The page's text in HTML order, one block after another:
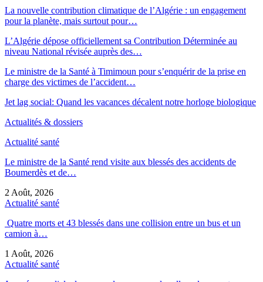
La nouvelle contribution climatique de l’Algérie : un engagement
pour la planète, mais surtout pour…
L’Algérie dépose officiellement sa Contribution Déterminée au
niveau National révisée auprès des…
Le ministre de la Santé à Timimoun pour s’enquérir de la prise en
charge des victimes de l’accident…
Jet lag social: Quand les vacances décalent notre horloge biologique
Actualités & dossiers
Actualité santé
Le ministre de la Santé rend visite aux blessés des accidents de
Boumerdès et de…
2 Août, 2026
Actualité santé
Quatre morts et 43 blessés dans une collision entre un bus et un
camion à…
1 Août, 2026
Actualité santé